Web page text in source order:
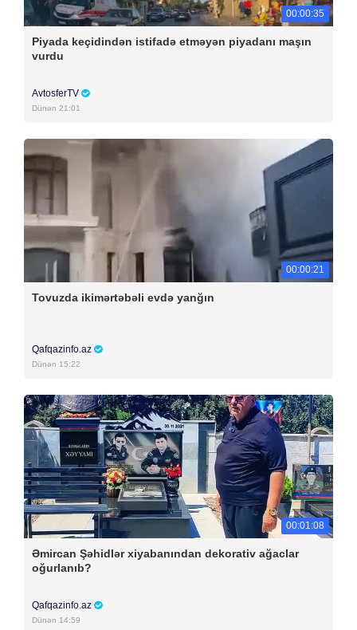
00:00:35
Piyada keçidindən istifadə etməyən piyadanı maşın
vurdu
AvtosferTV
Dünən 21:01
00:00:21
Tovuzda ikimərtəbəli evdə yanğın
Qafqazinfo.az
Dünən 15:22
00:01:08
Əmircan Şəhidlər xiyabanından dekorativ ağaclar
oğurlanıb?
Qafqazinfo.az
Dünən 14:59